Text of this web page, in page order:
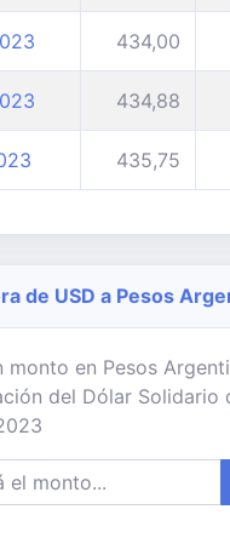
434,00
434,88
435,75
de USD a Pesos
monto en Pesos
del Dólar Solidario